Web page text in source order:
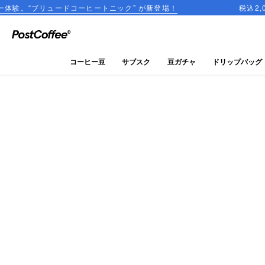
コーヒートニック” が新登場！ 税込2,000円以上のご
close
コーヒー豆 サブスク 豆ガチャ ドリップバッグ